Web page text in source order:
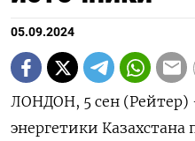
05.09.2024
ЛОНДОН, 5 сен (Рейтер)
энергетики